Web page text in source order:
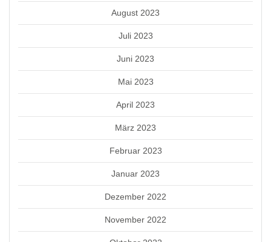
August 2023
Juli 2023
Juni 2023
Mai 2023
April 2023
März 2023
Februar 2023
Januar 2023
Dezember 2022
November 2022